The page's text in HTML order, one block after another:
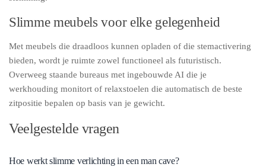
Slimme meubels voor elke gelegenheid
Met meubels die draadloos kunnen opladen of die stemactivering
bieden, wordt je ruimte zowel functioneel als futuristisch.
Overweeg staande bureaus met ingebouwde AI die je
werkhouding monitort of relaxstoelen die automatisch de beste
zitpositie bepalen op basis van je gewicht.
Veelgestelde vragen
Hoe werkt slimme verlichting in een man cave?